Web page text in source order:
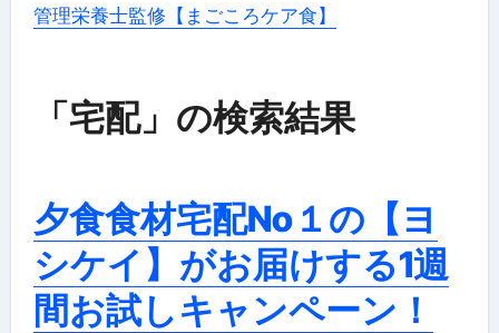
管理栄養士監修【まごころケア食】
「宅配」の検索結果
夕食食材宅配No１の【ヨ
シケイ】がお届けする1週
間お試しキャンペーン！